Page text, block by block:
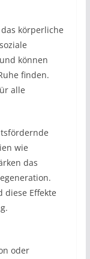
körperliche
können
finden.
alle
wie
das
diese Effekte
oder